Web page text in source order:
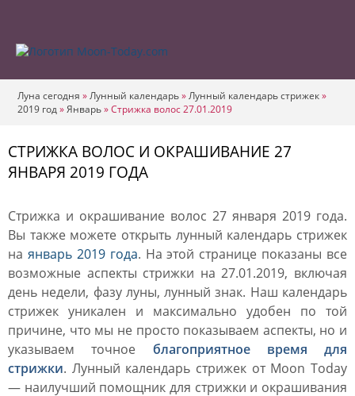
Луна сегодня »Лунный календарь»Лунный календарь стрижек»
2019 год»Январь»Стрижка волос 27.01.2019
СТРИЖКА ВОЛОС И ОКРАШИВАНИЕ 27
ЯНВАРЯ 2019 ГОДА
Стрижка и окрашивание волос 27 января 2019 года.
Вы также можете открыть лунный календарь стрижек
на январь 2019 года. На этой странице показаны все
возможные аспекты стрижки на 27.01.2019, включая
день недели, фазу луны, лунный знак. Наш календарь
стрижек уникален и максимально удобен по той
причине, что мы не просто показываем аспекты, но и
указываем точное благоприятное время для
стрижки. Лунный календарь стрижек от Moon Today
— наилучший помощник для стрижки и окрашивания